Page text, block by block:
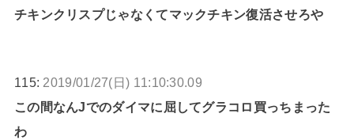
チキンクリスプじゃなくてマックチキン復活させろや
115: 2019/01/27(日) 11:10:30.09
この間なんJでのダイマに屈してグラコロ買っちまった
わ